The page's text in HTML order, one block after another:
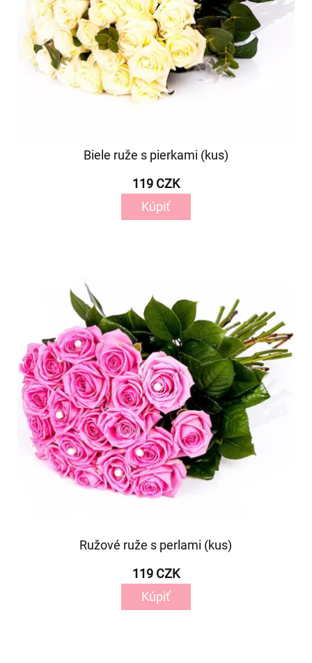
Biele ruže s pierkami (kus)
119 CZK
Kúpiť
Ružové ruže s perlami (kus)
119 CZK
Kúpiť